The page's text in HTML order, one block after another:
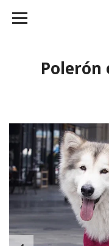
Polerón